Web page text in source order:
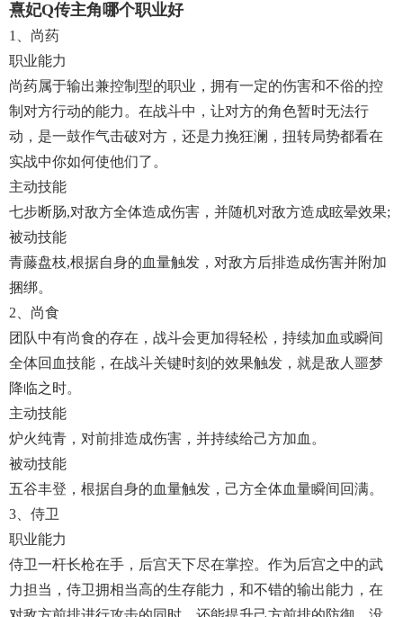
熹妃q传主角哪个职业好
1、尚药
职业能力
尚药属于输出兼控制型的职业，拥有一定的伤害和不俗的控
制对方行动的能力。在战斗中，让对方的角色暂时无法行
动，是一鼓作气击破对方，还是力挽狂澜，扭转局势都看在
实战中你如何使他们了。
主动技能
七步断肠,对敌方全体造成伤害，并随机对敌方造成眩晕效果;
被动技能
青藤盘枝,根据自身的血量触发，对敌方后排造成伤害并附加
捆绑。
2、尚食
团队中有尚食的存在，战斗会更加得轻松，持续加血或瞬间
全体回血技能，在战斗关键时刻的效果触发，就是敌人噩梦
降临之时。
主动技能
炉火纯青，对前排造成伤害，并持续给己方加血。
被动技能
五谷丰登，根据自身的血量触发，己方全体血量瞬间回满。
3、侍卫
职业能力
侍卫一杆长枪在手，后宫天下尽在掌控。作为后宫之中的武
力担当，侍卫拥相当高的生存能力，和不错的输出能力，在